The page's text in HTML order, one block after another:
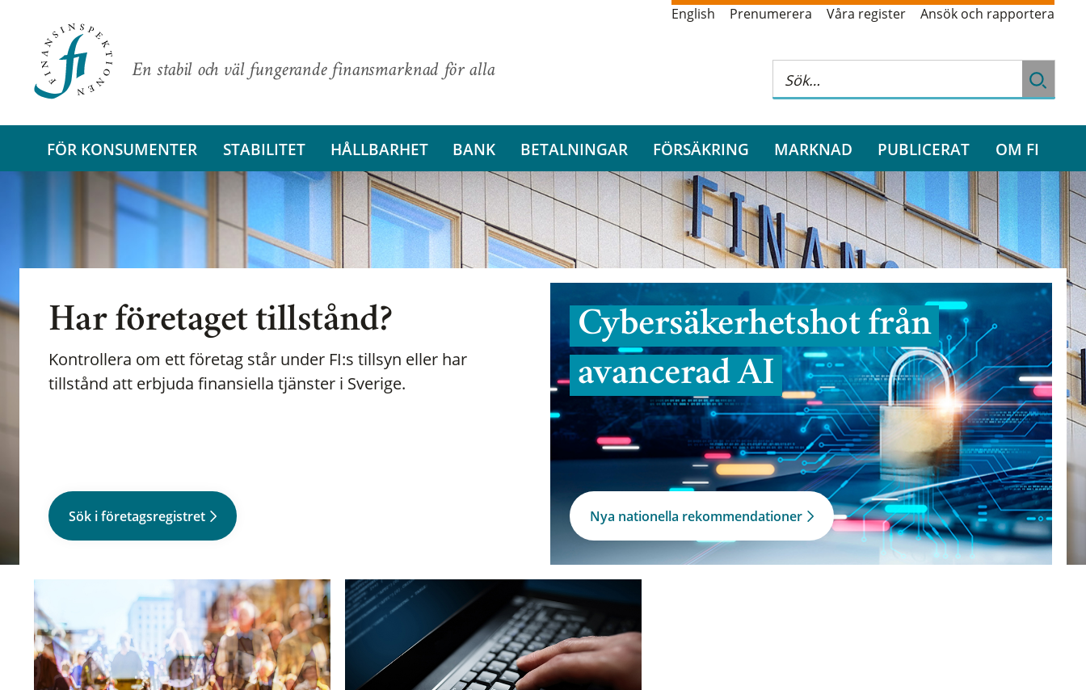
En stabil och väl fungerande finansmarknad för alla
English Prenumerera Våra register Ansök och rapportera
FÖR KONSUMENTER STABILITET HÅLLBARHET BANK BETALNINGAR FÖRSÄKRING MARKNAD PUBLICERAT OM FI
Har företaget tillstånd?
Kontrollera om ett företag står under FI:s tillsyn eller har
tillstånd att erbjuda finansiella tjänster i Sverige.
Sök i företagsregistret
Cybersäkerhetshot från
avancerad AI
Nya nationella rekommendationer